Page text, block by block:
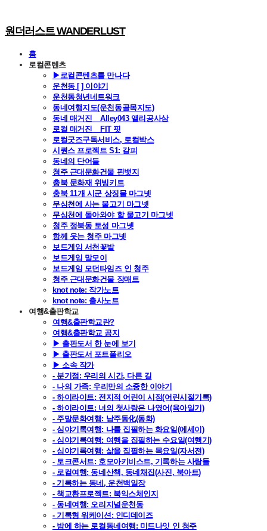
원더러스트 WANDERLUST
홈
로컬콘텐츠
▶로컬콘텐츠를 만나다
운천동 [ ] 이야기
운천동청년네트워크
동네여행지도(운천동골목지도)
동네 매거진 _ Alley043 앨리공사삼
로컬 매거진 _ FIT 핏
로컬굿즈구독서비스, 로컬박스
시퀀스 프로젝트 S1: 갈피
동네의 단어들
청주 근대문화건물 핀뱃지
충북 문화재 위빙키트
충북 11개 시군 상징물 마그넷
무심천에 사는 물고기 마그넷
무심천에 돌아와야 할 물고기 마그넷
청주 정북동 토성 마그넷
함께 웃는 청주 마그넷
보드게임 서천꽃밭
보드게임 말모이
보드게임 모던타임즈 인 청주
청주 근대문화건물 장매트
knot note: 작가노트
knot note: 출사노트
여행&출판학교
여행&출판학교란?
여행&출판학교 공지
▶ 출판도서 한 눈에 보기
▶ 출판도서 포트폴리오
▶ 소속 작가
- 분기점: 우리의 시간, 다른 길
- 나의 가족: 우리만의 소중한 이야기
- 하이라이트: 전지적 어린이 시점(어린시절기록)
- 하이라이트: 너의 첫사랑은 나였어(육아일기)
- 주말문화여행: 남주동化(동화)
- 심야기록여행: 나를 집필하는 화요일(에세이)
- 심야기록여행: 여행을 집필하는 수요일(여행기)
- 심야기록여행: 삶을 집필하는 목요일(자서전)
- 토크콘서트: 호모아키비스트, 기록하는 사람들
- 로컬여행: 동네산책, 동네채집(사진, 북아트)
- 기록하는 동네, 운천백일장
- 책교환프로젝트: 북익스체인지
- 동네여행: 오리지널운천동
- 기록형 워케이션: 인디데이즈
- 밤에 하는 로컬동네여행: 미드나잇 인 청주